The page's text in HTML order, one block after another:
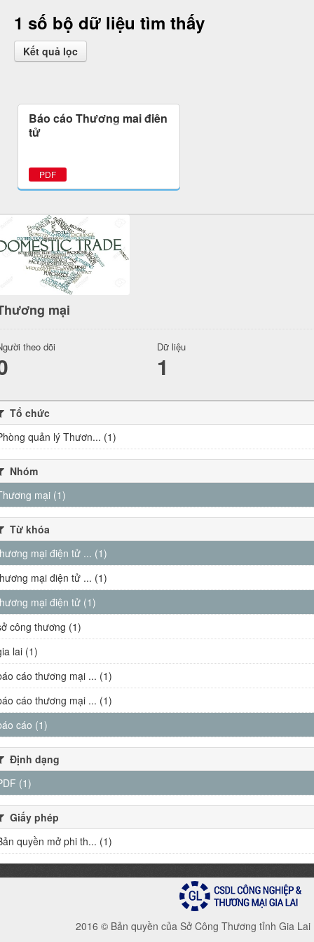
1 số bộ dữ liệu tìm thấy
Kết quả lọc
Báo cáo Thương mại điện
tử
PDF
mại
theo dõi Dữ liệu
1
Tổ chức
quản lý Thươn... (1)
Nhóm
mại (1)
Từ khóa
mại điện tử ... (1)
mại điện tử ... (1)
mại điện tử (1)
công thương (1)
lai (1)
cáo thương mại ... (1)
cáo thương mại ... (1)
cáo (1)
Định dạng
(1)
Giấy phép
quyền mở phi th... (1)
2016 © Bản quyền của Sở Công Thương tỉnh Gia Lai